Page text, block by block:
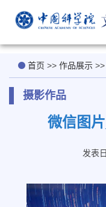
首页 >> 作品展示 >>
摄影作品
微信图
发表